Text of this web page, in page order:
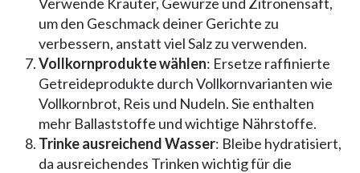
um den Geschmack deiner Gerichte zu
verbessern, anstatt viel Salz zu verwenden.
Vollkornprodukte wählen: Ersetze raffinierte
Getreideprodukte durch Vollkornvarianten wie
Vollkornbrot, Reis und Nudeln. Sie enthalten
mehr Ballaststoffe und wichtige Nährstoffe.
Trinke ausreichend Wasser: Bleibe hydratisiert,
da ausreichendes Trinken wichtig für die